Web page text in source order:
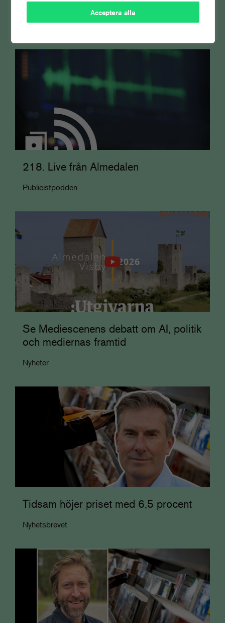
Acceptera alla
Tidskrifter
Nyheter
218. Live från Almedalen
Publicistpodden
Se Mediescenens debatt om AI, politik
och mediernas framtid
Nyheter
Tidsam höjer priset med 6,5 procent
Nyhetsbrevet